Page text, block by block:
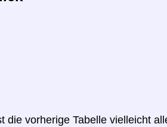
die vorherige Tabelle vielleicht